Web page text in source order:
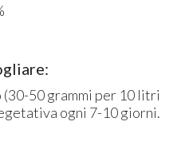
50 grammi per 10 litri
ogni 7-10 giorni.